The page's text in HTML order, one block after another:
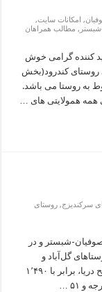
, امکانات سایت,
شبستر , مطالب همراهان
کننده گرامی خوش
کندرود(بخش
به روستا می باشد.
همه همولایتی های …
سرکندیزج,روستای
کیلومتری جادهٔ صوفیان-شبستر و در
گل‌آباد و
سرکنددیزج قرار گرفته‌است. ارتفاع این روستا از سطح دریا، برابر با ۱٬۴۹۰